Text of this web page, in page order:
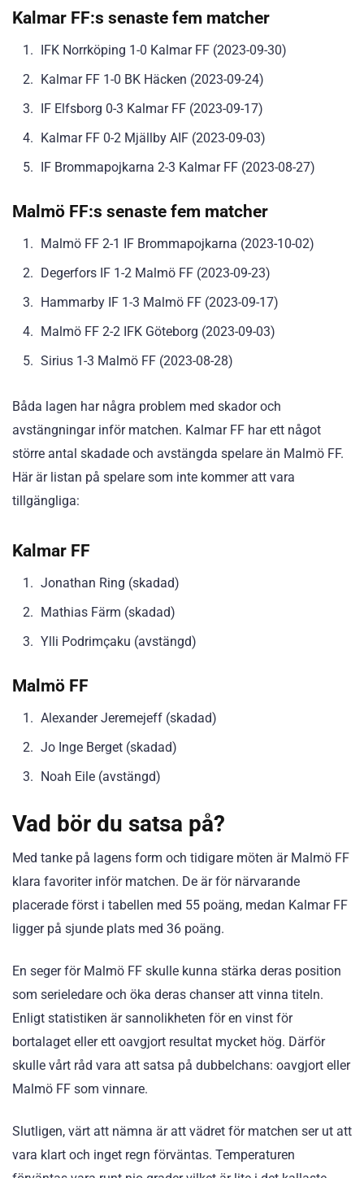
Kalmar FF:s senaste fem matcher
IFK Norrköping 1-0 Kalmar FF (2023-09-30)
Kalmar FF 1-0 BK Häcken (2023-09-24)
IF Elfsborg 0-3 Kalmar FF (2023-09-17)
Kalmar FF 0-2 Mjällby AIF (2023-09-03)
IF Brommapojkarna 2-3 Kalmar FF (2023-08-27)
Malmö FF:s senaste fem matcher
Malmö FF 2-1 IF Brommapojkarna (2023-10-02)
Degerfors IF 1-2 Malmö FF (2023-09-23)
Hammarby IF 1-3 Malmö FF (2023-09-17)
Malmö FF 2-2 IFK Göteborg (2023-09-03)
Sirius 1-3 Malmö FF (2023-08-28)
Båda lagen har några problem med skador och
avstängningar inför matchen. Kalmar FF har ett något
större antal skadade och avstängda spelare än Malmö FF.
Här är listan på spelare som inte kommer att vara
tillgängliga:
Kalmar FF
Jonathan Ring (skadad)
Mathias Färm (skadad)
Ylli Podrimçaku (avstängd)
Malmö FF
Alexander Jeremejeff (skadad)
Jo Inge Berget (skadad)
Noah Eile (avstängd)
Vad bör du satsa på?
Med tanke på lagens form och tidigare möten är Malmö FF
klara favoriter inför matchen. De är för närvarande
placerade först i tabellen med 55 poäng, medan Kalmar FF
ligger på sjunde plats med 36 poäng.
En seger för Malmö FF skulle kunna stärka deras position
som serieledare och öka deras chanser att vinna titeln.
Enligt statistiken är sannolikheten för en vinst för
bortalaget eller ett oavgjort resultat mycket hög. Därför
skulle vårt råd vara att satsa på dubbelchans: oavgjort eller
Malmö FF som vinnare.
Slutligen, värt att nämna är att vädret för matchen ser ut att
vara klart och inget regn förväntas. Temperaturen